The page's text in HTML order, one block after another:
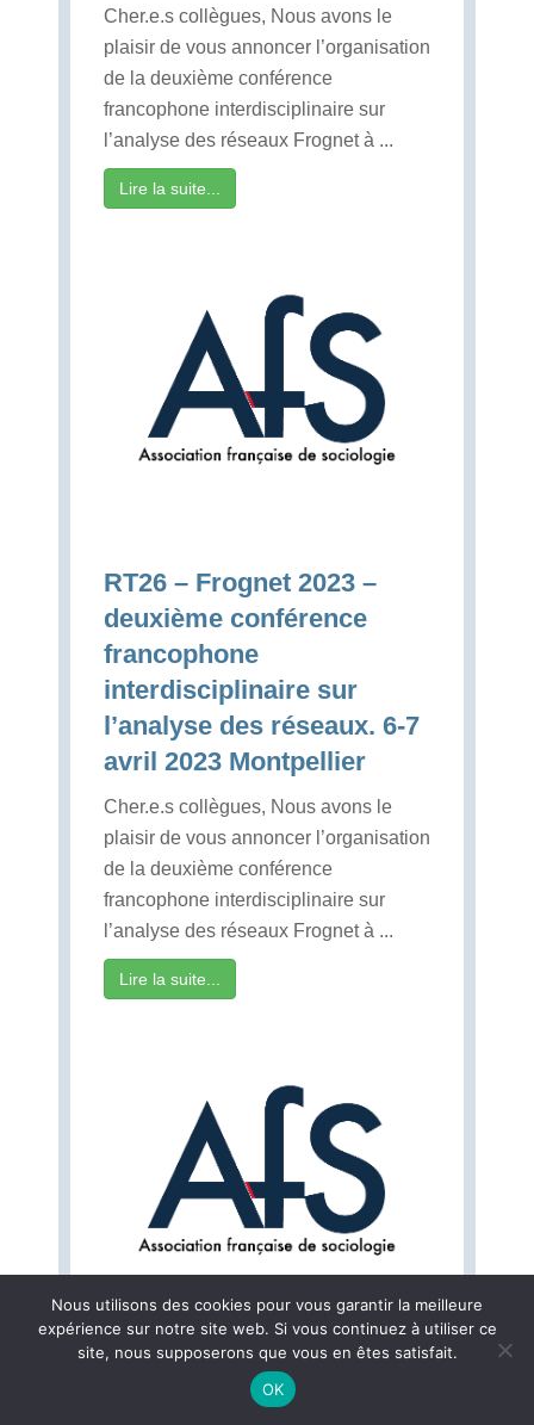
Cher.e.s collègues, Nous avons le
plaisir de vous annoncer l’organisation
de la deuxième conférence
francophone interdisciplinaire sur
l’analyse des réseaux Frognet à ...
Lire la suite...
RT26 – Frognet 2023 –
deuxième conférence
francophone
interdisciplinaire sur
l’analyse des réseaux. 6-7
avril 2023 Montpellier
Cher.e.s collègues, Nous avons le
plaisir de vous annoncer l’organisation
de la deuxième conférence
francophone interdisciplinaire sur
l’analyse des réseaux Frognet à ...
Lire la suite...
25ème n° des CISG
Nous utilisons des cookies pour vous garantir la meilleure
expérience sur notre site web. Si vous continuez à utiliser ce
site, nous supposerons que vous en êtes satisfait.
OK